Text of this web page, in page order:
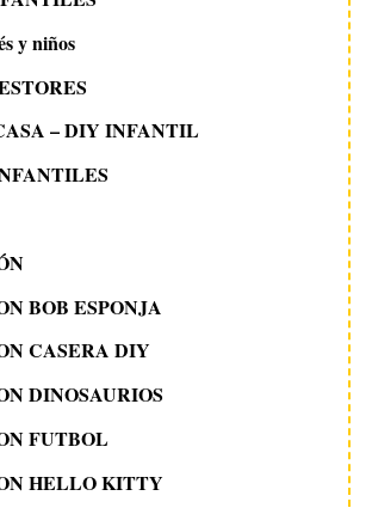
y niños
– DIY INFANTIL
BOB ESPONJA
CASERA DIY
DINOSAURIOS
FUTBOL
HELLO KITTY